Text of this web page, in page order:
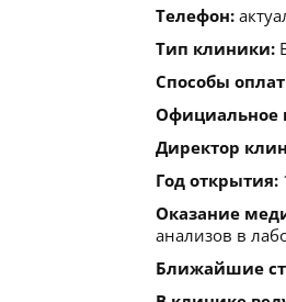
Телефон:
Тип клиники:
Способы
Официальное
Директор
Год открытия:
Оказание
анализов в
Ближайшие